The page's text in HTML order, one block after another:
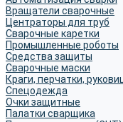
Вращатели сварочные
Центраторы для труб
Сварочные каретки
Промышленные роботы
Средства защиты
Сварочные маски
Краги, перчатки,
Спецодежда
Очки защитные
Палатки сварщика